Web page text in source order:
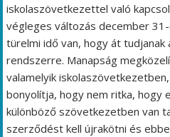
iskolaszövetkezettel való
végleges változás december
türelmi idő van, hogy át tudjanak
rendszerre. Manapság
valamelyik
bonyolítja, hogy nem ritka, hogy
különböző szövetkezetben van
szerződést kell újrakötni és